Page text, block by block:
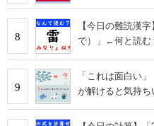
8
【今日の難読漢
で）」←何と読む
9
「これは面白い
が解けると気持